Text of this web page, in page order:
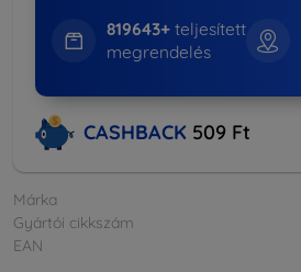
819643+teljesített
megrendelés
CASHBACK 509 Ft
Márka
Gyártói cikkszám
EAN